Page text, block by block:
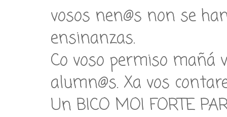
vosos nen@s non se
ensinanzas.
Co voso permiso mañá
alumn@s. Xa vos
Un BICO MOI FORTE